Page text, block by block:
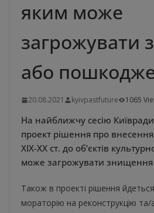
яким може
загрожувати
або
20.08.2021 kyivpastfuture 1065
На найближчу сесію
проект рішення про внесення
ХІХ-ХХ ст. до об’єктів
може загрожувати
Також в проекті рішення
мораторію на реконструкцію та/